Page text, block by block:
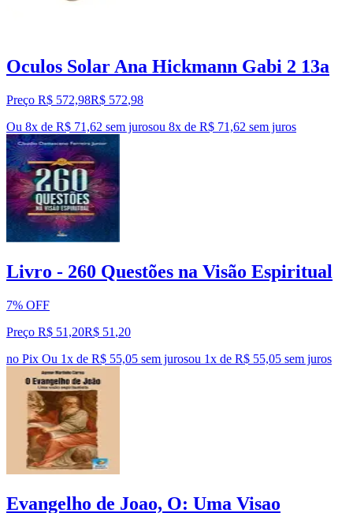
Oculos Solar Ana Hickmann Gabi 2 13a
Preço R$ 572,98R$ 572,98
Ou 8x de R$ 71,62 sem jurosou 8x de R$ 71,62 sem juros
Livro - 260 Questões na Visão Espiritual
7% OFF
Preço R$ 51,20R$ 51 ,20
no Pix Ou 1x de R$ 55,05 sem jurosou 1x de R$ 55,05 sem juros
Evangelho de Joao, O: Uma Visao